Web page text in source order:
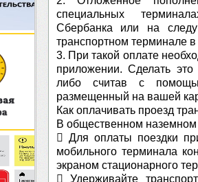
специальных
Сбербанка или на
транспортном терминале
3. При такой оплате
приложении. Сделать
либо считав с
размещенный на вашей
Как оплачивать проезд
В общественном наземном
 Для оплаты поездки
мобильного терминала
экраном стационарного
 Удерживайте